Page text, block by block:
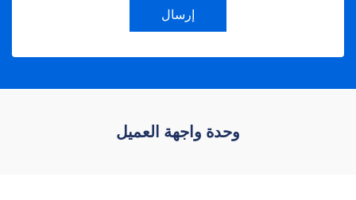
إرسال
وحدة واجهة العميل